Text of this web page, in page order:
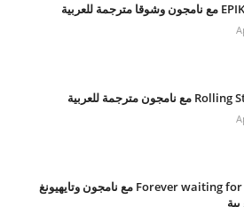
برنامج Forever waiting for you مع نامجون وتايهيونغ